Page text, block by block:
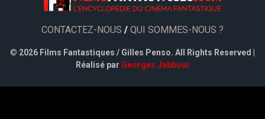
CONTACTEZ-NOUS / QUI SOMMES-NOUS ?
© 2026 Films Fantastiques / Gilles Penso. All Rights Reserved |
Réalisé par Georges Jabbour